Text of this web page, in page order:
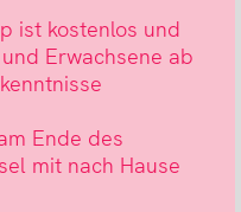
ist kostenlos und
Erwachsene ab
Ende des
mit nach Hause